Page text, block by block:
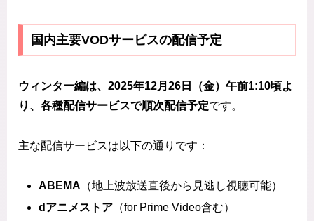
国内主要VODサービスの配信予定
ウィンター編は、2025年12月26日（金）午前1:10頃よ
り、各種配信サービスで順次配信予定です。
主な配信サービスは以下の通りです：
ABEMA （地上波放送直後から見逃し視聴可能）
dアニメストア （for Prime Video含む）